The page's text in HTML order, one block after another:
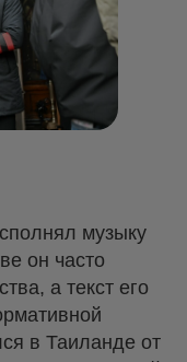
музыку
он часто
а текст его
в Таиланде от